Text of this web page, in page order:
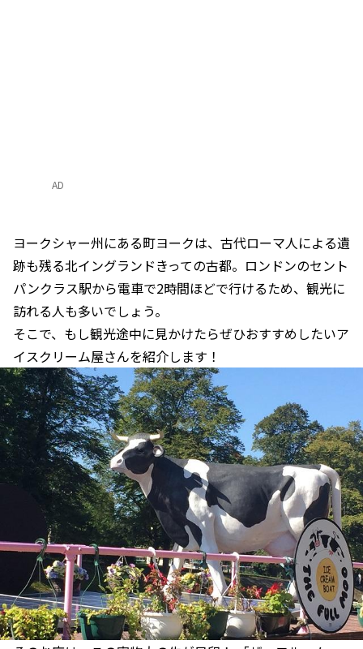
AD
ヨークシャー州にある町ヨークは、古代ローマ人による遺
跡も残る北イングランドきっての古都。ロンドンのセント
パンクラス駅から電車で2時間ほどで行けるため、観光に
訪れる人も多いでしょう。
そこで、もし観光途中に見かけたらぜひおすすめしたいア
イスクリーム屋さんを紹介します！